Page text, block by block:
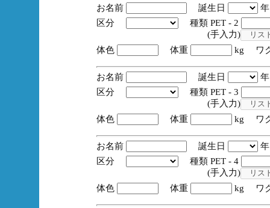
お名前 誕生日
区分
種類 PET - 2
(手入力)
体色
体重 kg ワ
お名前 誕生日
区分
種類 PET - 3
(手入力)
体色
体重 kg ワ
お名前 誕生日
区分
種類 PET - 4
(手入力)
体色
体重 kg ワ